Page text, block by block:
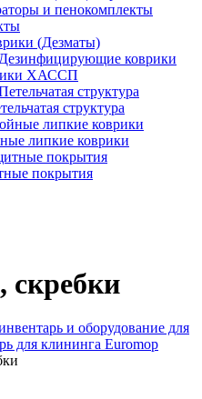
(Дезматы)
Дезинфицирующие коврики
ХАССП
структура
липкие коврики
покрытия
скребки
и оборудование для
для клининга Euromop